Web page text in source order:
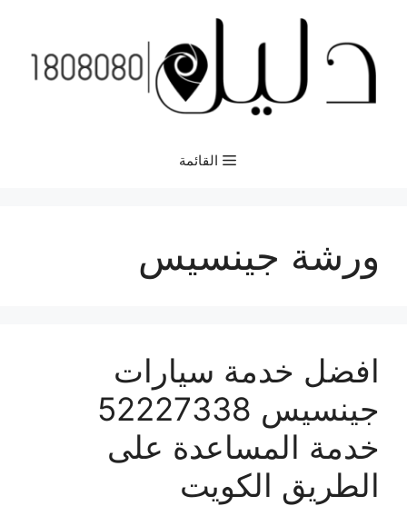
المحتوى
القائمة
ورشة جينسيس
افضل خدمة سيارات
جينسيس 52227338
خدمة المساعدة على
الطريق الكويت